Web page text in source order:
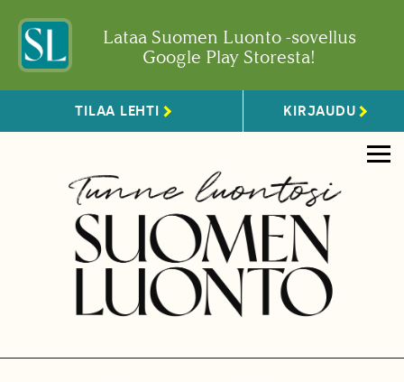
Lataa Suomen Luonto -sovellus
Google Play Storesta!
TILAA LEHTI KIRJAUDU